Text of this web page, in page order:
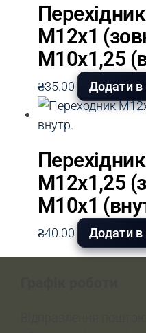
М12х1
М10х1,25
₴35.00 Додати
М12х1,25
М10х1
₴40.00 Додати